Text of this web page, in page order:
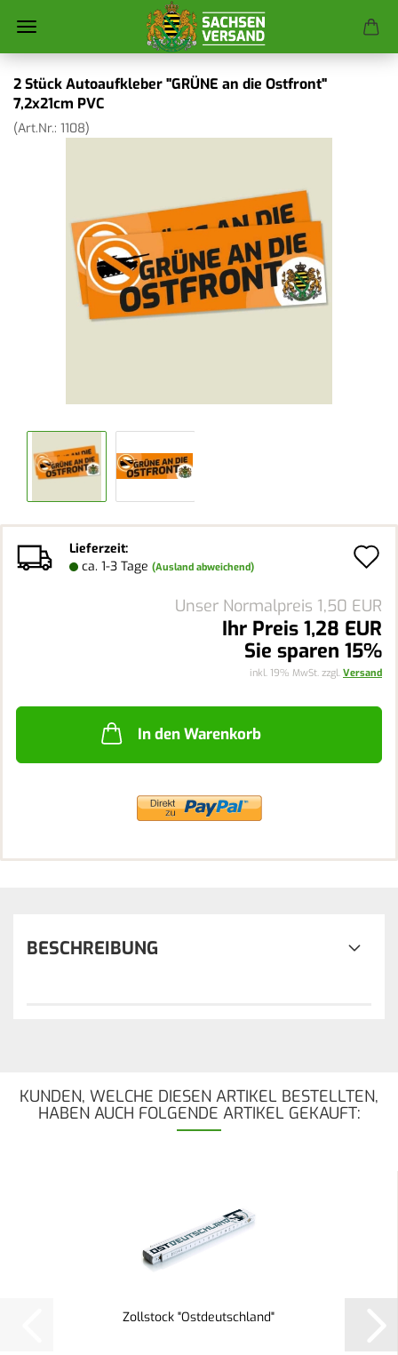
2 Stück Autoaufkleber "GRÜNE an die Ostfront"
7,2x21cm PVC
(Art.Nr.: 1108)
Lieferzeit:
ca. 1-3 Tage (Ausland abweichend)
Unser Normalpreis 1,50 EUR
Ihr Preis 1,28 EUR
Sie sparen 15%
inkl. 19% MwSt. zzgl. Versand
In den Warenkorb
BESCHREIBUNG
KUNDEN, WELCHE DIESEN ARTIKEL BESTELLTEN,
HABEN AUCH FOLGENDE ARTIKEL GEKAUFT:
Zollstock "Ostdeutschland"